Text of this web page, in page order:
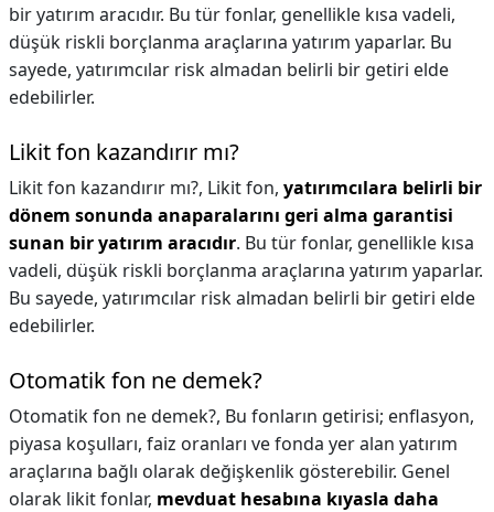
bir yatırım aracıdır. Bu tür fonlar, genellikle kısa vadeli,
düşük riskli borçlanma araçlarına yatırım yaparlar. Bu
sayede, yatırımcılar risk almadan belirli bir getiri elde
edebilirler.
Likit fon kazandırır mı?
Likit fon kazandırır mı?, Likit fon, yatırımcılara belirli bir
dönem sonunda anaparalarını geri alma garantisi
sunan bir yatırım aracıdır. Bu tür fonlar, genellikle kısa
vadeli, düşük riskli borçlanma araçlarına yatırım yaparlar.
Bu sayede, yatırımcılar risk almadan belirli bir getiri elde
edebilirler.
Otomatik fon ne demek?
Otomatik fon ne demek?, Bu fonların getirisi; enflasyon,
piyasa koşulları, faiz oranları ve fonda yer alan yatırım
araçlarına bağlı olarak değişkenlik gösterebilir. Genel
olarak likit fonlar, mevduat hesabına kıyasla daha